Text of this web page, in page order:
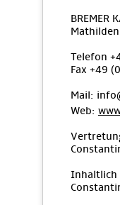
BREMER
Telefon
Fax +49
Mail:
Web:
Inhaltlich